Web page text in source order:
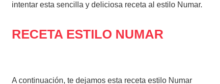
intentar esta sencilla y deliciosa receta al estilo Numar.
RECETA ESTILO NUMAR
A continuación, te dejamos esta receta estilo Numar